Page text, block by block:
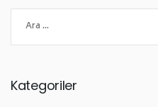
Kategoriler